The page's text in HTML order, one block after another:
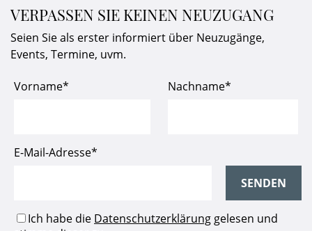
VERPASSEN SIE KEINEN NEUZUGANG
Seien Sie als erster informiert über Neuzugänge,
Events, Termine, uvm.